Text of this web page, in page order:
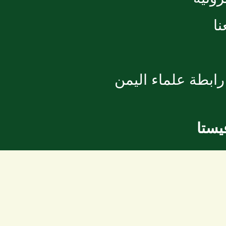
علماء اليمن